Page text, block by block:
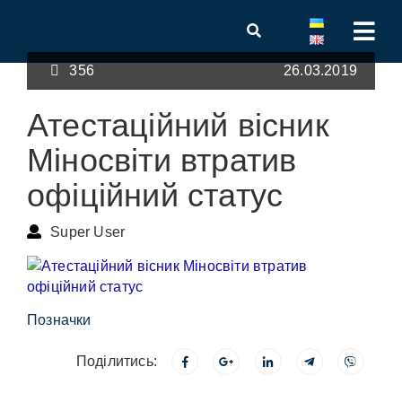
356 26.03.2019
Атестаційний вісник
Міносвіти втратив
офіційний статус
Super User
Позначки
Поділитись: